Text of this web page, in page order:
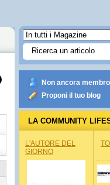
Non ancora
Proponi il tuo blog
LA COMMUNITY
L'AUTORE DEL
GIORNO